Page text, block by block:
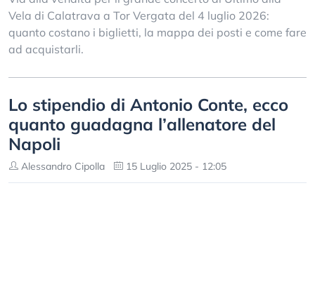
Vela di Calatrava a Tor Vergata del 4 luglio 2026:
quanto costano i biglietti, la mappa dei posti e come fare
ad acquistarli.
Lo stipendio di Antonio Conte, ecco
quanto guadagna l’allenatore del
Napoli
Alessandro Cipolla 15 Luglio 2025 - 12:05